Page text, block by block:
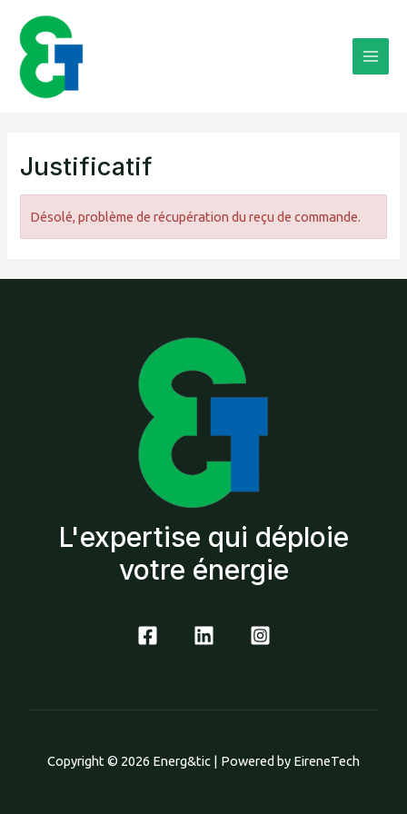
contenu
Justificatif
Désolé, problème de récupération du reçu de commande.
L'expertise qui déploie
votre énergie
Copyright © 2026 Energ&tic | Powered by EireneTech